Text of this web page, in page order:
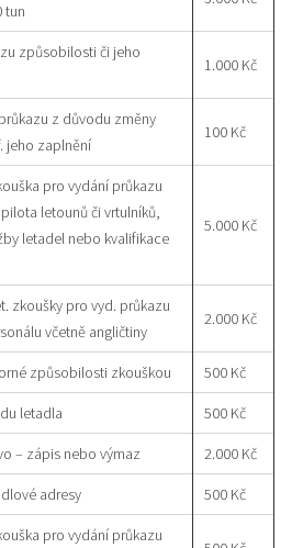
tun
způsobilosti či jeho
1.000 Kč
z důvodu změny
jeho zaplnění
100 Kč
pro vydání průkazu
letounů či vrtulníků,
letadel nebo kvalifikace
5.000 Kč
zkoušky pro vyd. průkazu
včetně angličtiny
2.000 Kč
způsobilosti zkouškou 500 Kč
letadla 500 Kč
– zápis nebo výmaz 2.000 Kč
adresy 500 Kč
pro vydání průkazu